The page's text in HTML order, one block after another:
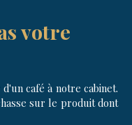
votre
café à notre cabinet.
sur le produit dont